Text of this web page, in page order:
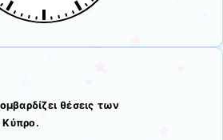
θέσεις των
Κύπρο.